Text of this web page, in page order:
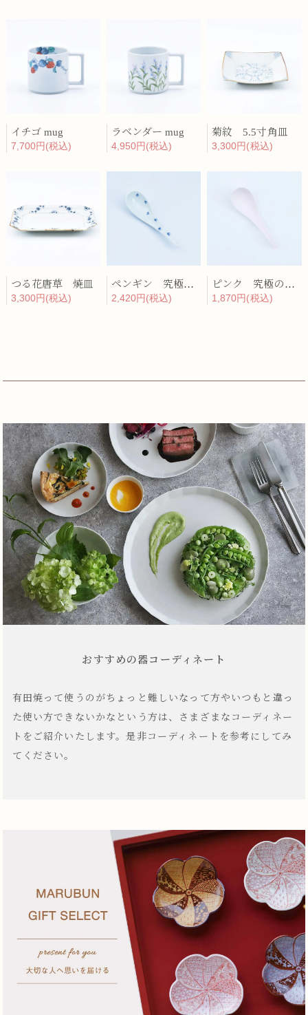
イチゴ mug
7,700円(税込)
ラベンダー mug
4,950円(税込)
菊紋 5.5寸角皿
3,300円(税込)
つる花唐草 焼皿
3,300円(税込)
ペンギン 究極のレンゲ
2,420円(税込)
ピンク 究極のレンゲ
1,870円(税込)
おすすめの器コーディネート
有田焼って使うのがちょっと難しいなって方やいつもと違っ
た使い方できないかなという方は、さまざまなコーディネー
トをご紹介いたします。是非コーディネートを参考にしてみ
てください。